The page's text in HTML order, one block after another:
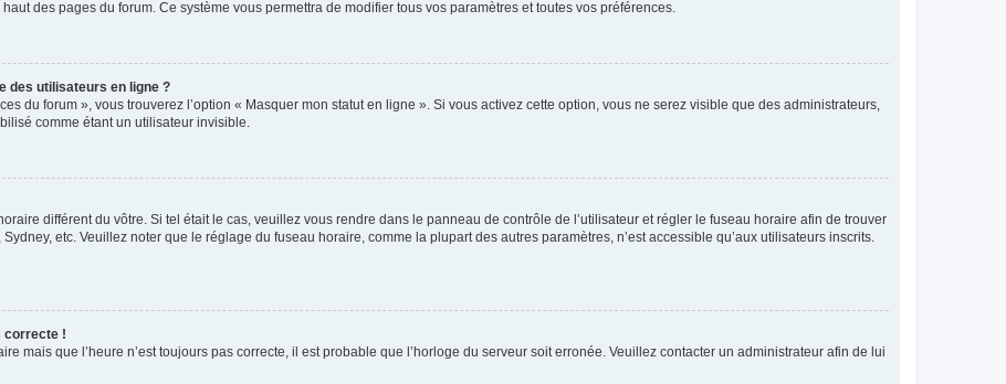
des pages du forum. Ce système vous permettra de modifier tous vos paramètres et toutes vos préférences.
des utilisateurs en ligne ?
du forum », vous trouverez l’option « Masquer mon statut en ligne ». Si vous activez cette option, vous ne serez visible que des administrateurs,
comme étant un utilisateur invisible.
différent du vôtre. Si tel était le cas, veuillez vous rendre dans le panneau de contrôle de l’utilisateur et régler le fuseau horaire afin de trouver
etc. Veuillez noter que le réglage du fuseau horaire, comme la plupart des autres paramètres, n’est accessible qu’aux utilisateurs inscrits.
correcte !
mais que l’heure n’est toujours pas correcte, il est probable que l’horloge du serveur soit erronée. Veuillez contacter un administrateur afin de lui